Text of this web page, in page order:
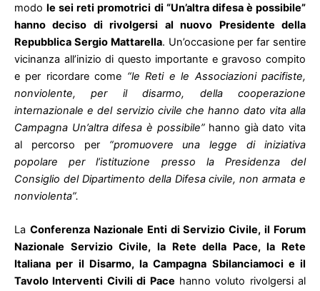
modole sei reti promotrici di “Un’altra difesa è possibile”
hanno deciso di rivolgersi al nuovo Presidente della
Repubblica Sergio Mattarella. Un’occasione per far sentire
vicinanza all’inizio di questo importante e gravoso compito
e per ricordare come “le Reti e le Associazioni pacifiste,
nonviolente, per il disarmo, della cooperazione
internazionale e del servizio civile che hanno dato vita alla
Campagna Un’altra difesa è possibile” hanno già dato vita
al percorso per “promuovere una legge di iniziativa
popolare per l’istituzione presso la Presidenza del
Consiglio del Dipartimento della Difesa civile, non armata e
nonviolenta”.
La Conferenza Nazionale Enti di Servizio Civile, il Forum
Nazionale Servizio Civile, la Rete della Pace, la Rete
Italiana per il Disarmo, la Campagna Sbilanciamoci e il
Tavolo Interventi Civili di Pace hanno voluto rivolgersi al